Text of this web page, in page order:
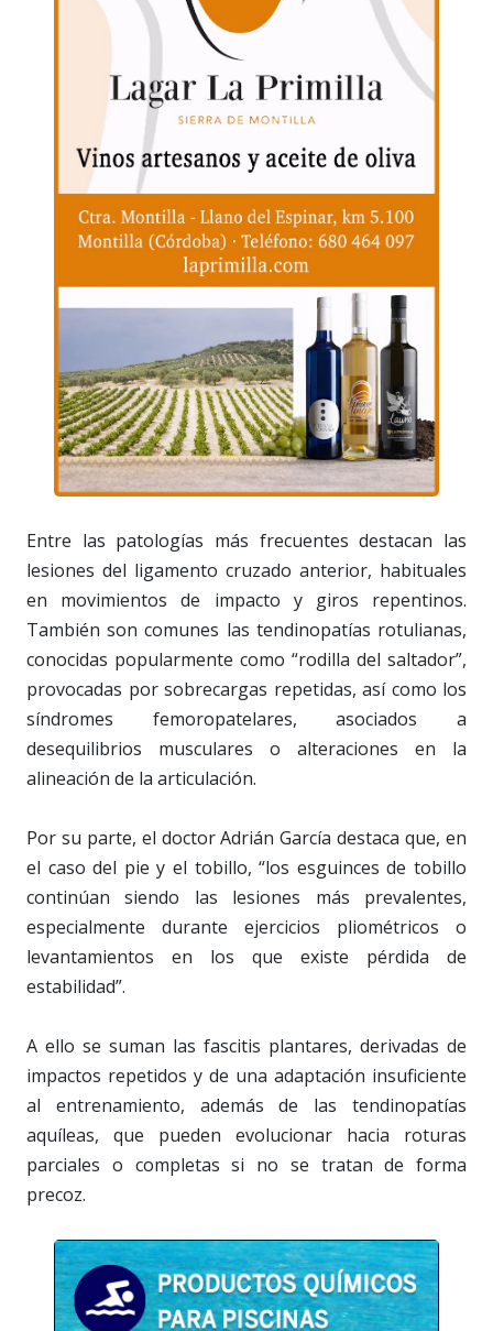
Entre las patologías más frecuentes destacan las
lesiones del ligamento cruzado anterior, habituales
en movimientos de impacto y giros repentinos.
También son comunes las tendinopatías rotulianas,
conocidas popularmente como “rodilla del saltador”,
provocadas por sobrecargas repetidas, así como los
síndromes femoropatelares, asociados a
desequilibrios musculares o alteraciones en la
alineación de la articulación.
Por su parte, el doctor Adrián García destaca que, en
el caso del pie y el tobillo, “los esguinces de tobillo
continúan siendo las lesiones más prevalentes,
especialmente durante ejercicios pliométricos o
levantamientos en los que existe pérdida de
estabilidad”.
A ello se suman las fascitis plantares, derivadas de
impactos repetidos y de una adaptación insuficiente
al entrenamiento, además de las tendinopatías
aquíleas, que pueden evolucionar hacia roturas
parciales o completas si no se tratan de forma
precoz.